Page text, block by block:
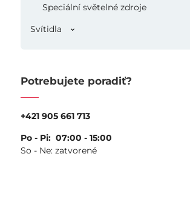
Speciální světelné zdroje
Svítidla
Potrebujete poradiť?
+421 905 661 713
Po - Pi: 07:00 - 15:00
So - Ne: zatvorené